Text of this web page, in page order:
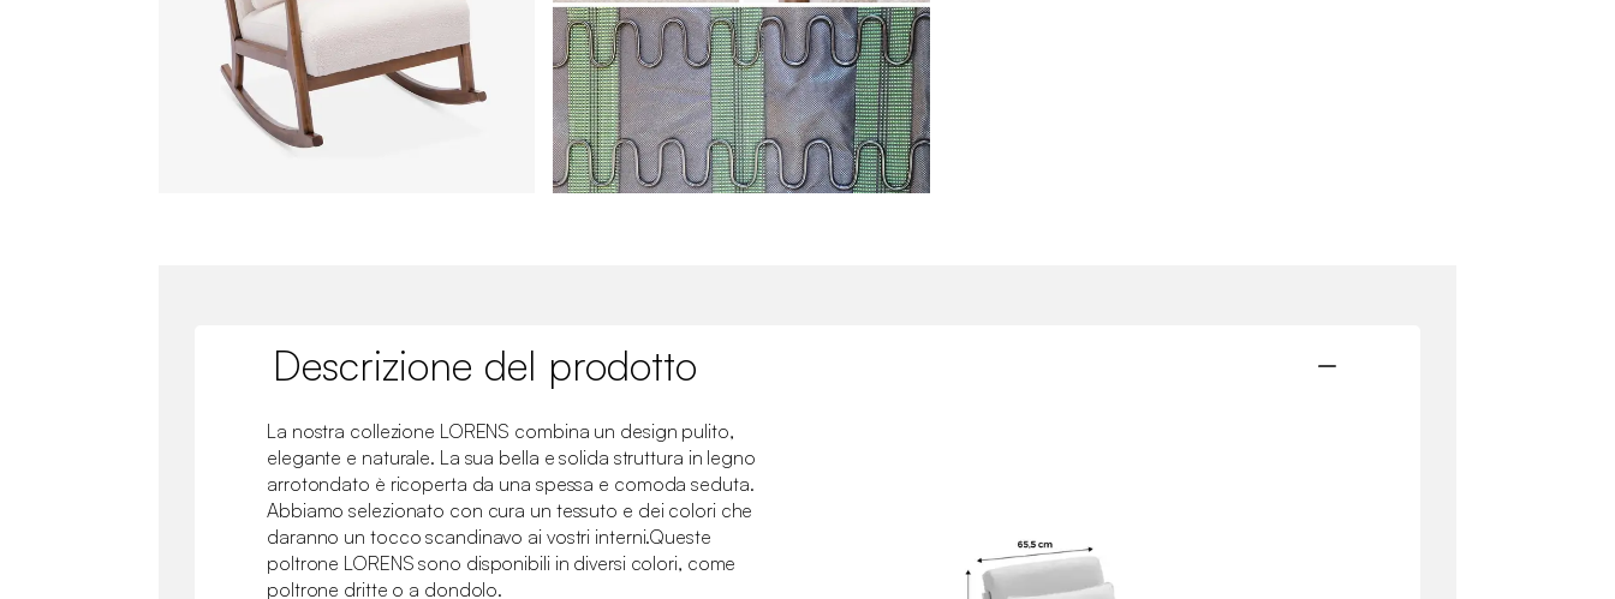
Descrizione del prodotto
La nostra collezione LORENS combina un design pulito,
elegante e naturale. La sua bella e solida struttura in legno
arrotondato è ricoperta da una spessa e comoda seduta.
Abbiamo selezionato con cura un tessuto e dei colori che
daranno un tocco scandinavo ai vostri interni.Queste
poltrone LORENS sono disponibili in diversi colori, come
poltrone dritte o a dondolo.